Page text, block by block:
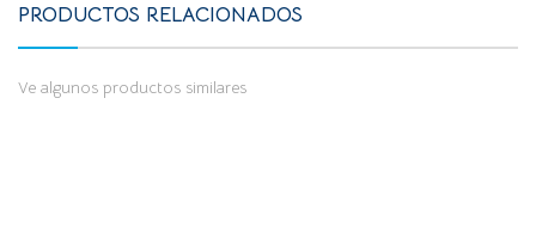
PRODUCTOS RELACIONADOS
Ve algunos productos similares